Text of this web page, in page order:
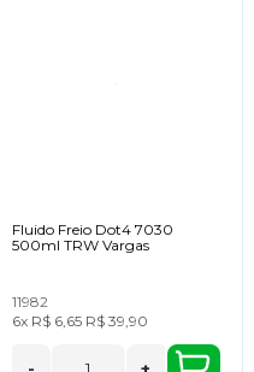
Fluido Freio Dot4 7030
500ml TRW Vargas
11982
6x R$ 6,65 R$ 39,90
- +